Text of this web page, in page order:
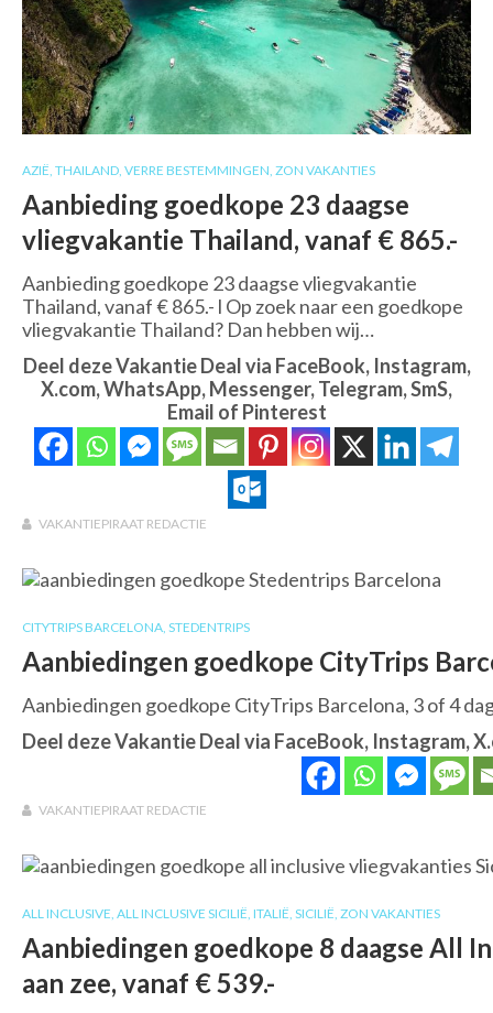
AZIË, THAILAND, VERRE BESTEMMINGEN, ZON VAKANTIES
Aanbieding goedkope 23 daagse
vliegvakantie Thailand, vanaf € 865.-
Aanbieding goedkope 23 daagse vliegvakantie
Thailand, vanaf € 865.- l Op zoek naar een goedkope
vliegvakantie Thailand? Dan hebben wij…
Deel deze Vakantie Deal via FaceBook, Instagram,
X.com, WhatsApp, Messenger, Telegram, SmS,
Email of Pinterest
VAKANTIEPIRAAT REDACTIE
CITYTRIPS BARCELONA, STEDENTRIPS
Aanbiedingen goedkope CityTrips
Aanbiedingen goedkope CityTrips Barcelona, 3 of 4
Deel deze Vakantie Deal via FaceBook, Instagram,
VAKANTIEPIRAAT REDACTIE
ALL INCLUSIVE, ALL INCLUSIVE SICILIË, ITALIË, SICILIË, ZON VAKANTIES
Aanbiedingen goedkope 8 daagse All
aan zee, vanaf € 539.-